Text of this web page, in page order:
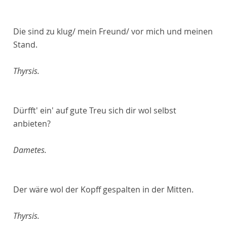
Die sind zu klug/ mein Freund/ vor mich und meinen
Stand.
Thyrsis.
Dürfft' ein' auf gute Treu sich dir wol selbst
anbieten?
Dametes.
Der wäre wol der Kopff gespalten in der Mitten.
Thyrsis.